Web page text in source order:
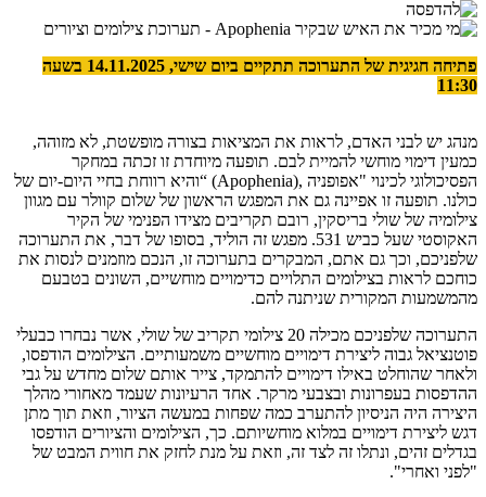
פתיחה חגיגית של התערוכה תתקיים ביום שישי, 14.11.2025 בשעה
11:30
מנהג יש לבני האדם, לראות את המציאות בצורה מופשטת, לא מזוהה,
כמעין דימוי מוחשי להמיית לבם. תופעה מיוחדת זו זכתה במחקר
הפסיכולוגי לכינוי "אפופניה ,(Apophenia) “והיא רווחת בחיי היום-יום של
כולנו. תופעה זו אפיינה גם את המפגש הראשון של שלום קוולר עם מגוון
צילומיה של שולי בריסקין, רובם תקריבים מצידו הפנימי של הקיר
האקוסטי שעל כביש 531. מפגש זה הוליד, בסופו של דבר, את התערוכה
שלפניכם, וכך גם אתם, המבקרים בתערוכה זו, הנכם מוזמנים לנסות את
כוחכם לראות בצילומים התלויים כדימויים מוחשיים, השונים בטבעם
מהמשמעות המקורית שניתנה להם.
התערוכה שלפניכם מכילה 20 צילומי תקריב של שולי, אשר נבחרו כבעלי
פוטנציאל גבוה ליצירת דימויים מוחשיים משמעותיים. הצילומים הודפסו,
ולאחר שהוחלט באילו דימויים להתמקד, צייר אותם שלום מחדש על גבי
ההדפסות בעפרונות ובצבעי מרקר. אחד הרעיונות שעמד מאחורי מהלך
היצירה היה הניסיון להתערב כמה שפחות במעשה הציור, וזאת תוך מתן
דגש ליצירת דימויים במלוא מוחשיותם. כך, הצילומים והציורים הודפסו
בגדלים זהים, ונתלו זה לצד זה, וזאת על מנת לחזק את חווית המבט של
"לפני ואחרי".